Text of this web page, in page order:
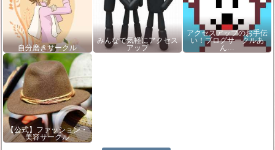
自分磨きサークル
みんなで気軽にアクセス
アップ
アクセスアップのお手伝
い！ブログサークルあ
ん…
【公式】ファッション・
美容サークル